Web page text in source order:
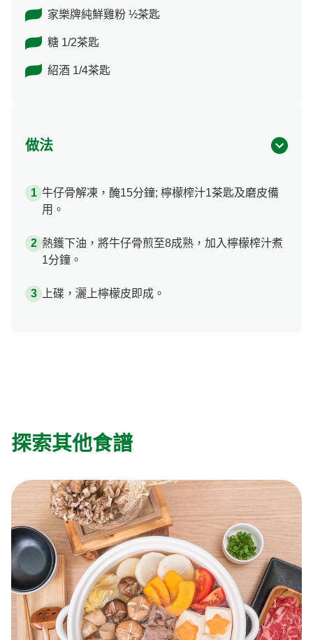
家樂牌純鮮雞粉 ½茶匙
糖 1/2茶匙
紹酒 1/4茶匙
做法
牛仔骨解凍，醃15分鐘; 檸檬榨汁1茶匙及磨皮備
用。
熱鑊下油，將牛仔骨煎至8成熟，加入檸檬榨汁煮
1分鐘。
上碟，灑上檸檬皮即成。
探索其他食譜